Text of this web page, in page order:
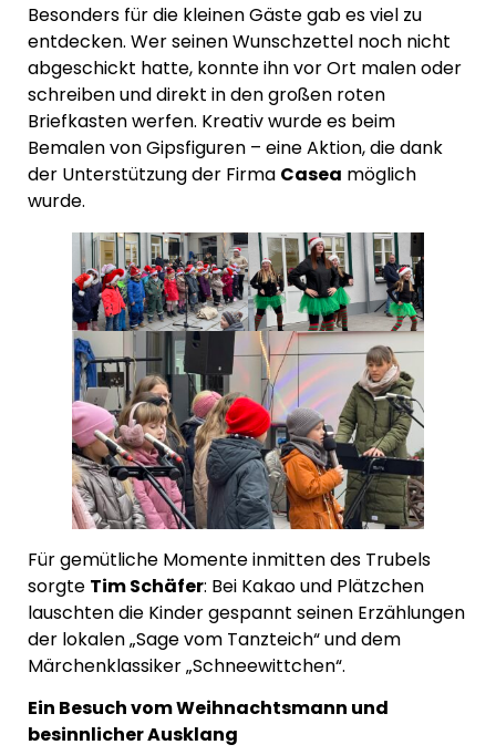
Besonders für die kleinen Gäste gab es viel zu
entdecken. Wer seinen Wunschzettel noch nicht
abgeschickt hatte, konnte ihn vor Ort malen oder
schreiben und direkt in den großen roten
Briefkasten werfen. Kreativ wurde es beim
Bemalen von Gipsfiguren – eine Aktion, die dank
der Unterstützung der Firma Casea möglich
wurde.
Für gemütliche Momente inmitten des Trubels
sorgte Tim Schäfer: Bei Kakao und Plätzchen
lauschten die Kinder gespannt seinen Erzählungen
der lokalen „Sage vom Tanzteich“ und dem
Märchenklassiker „Schneewittchen“.
Ein Besuch vom Weihnachtsmann und
besinnlicher Ausklang